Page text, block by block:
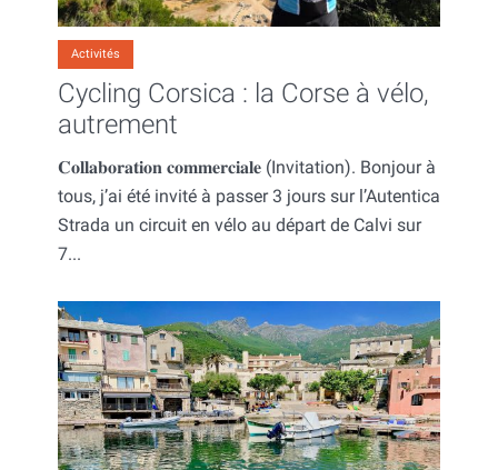
Activités
Cycling Corsica : la Corse à vélo,
autrement
𝐂𝐨𝐥𝐥𝐚𝐛𝐨𝐫𝐚𝐭𝐢𝐨𝐧 𝐜𝐨𝐦𝐦𝐞𝐫𝐜𝐢𝐚𝐥𝐞 (Invitation). Bonjour à
tous, j’ai été invité à passer 3 jours sur l’Autentica
Strada un circuit en vélo au départ de Calvi sur
7...